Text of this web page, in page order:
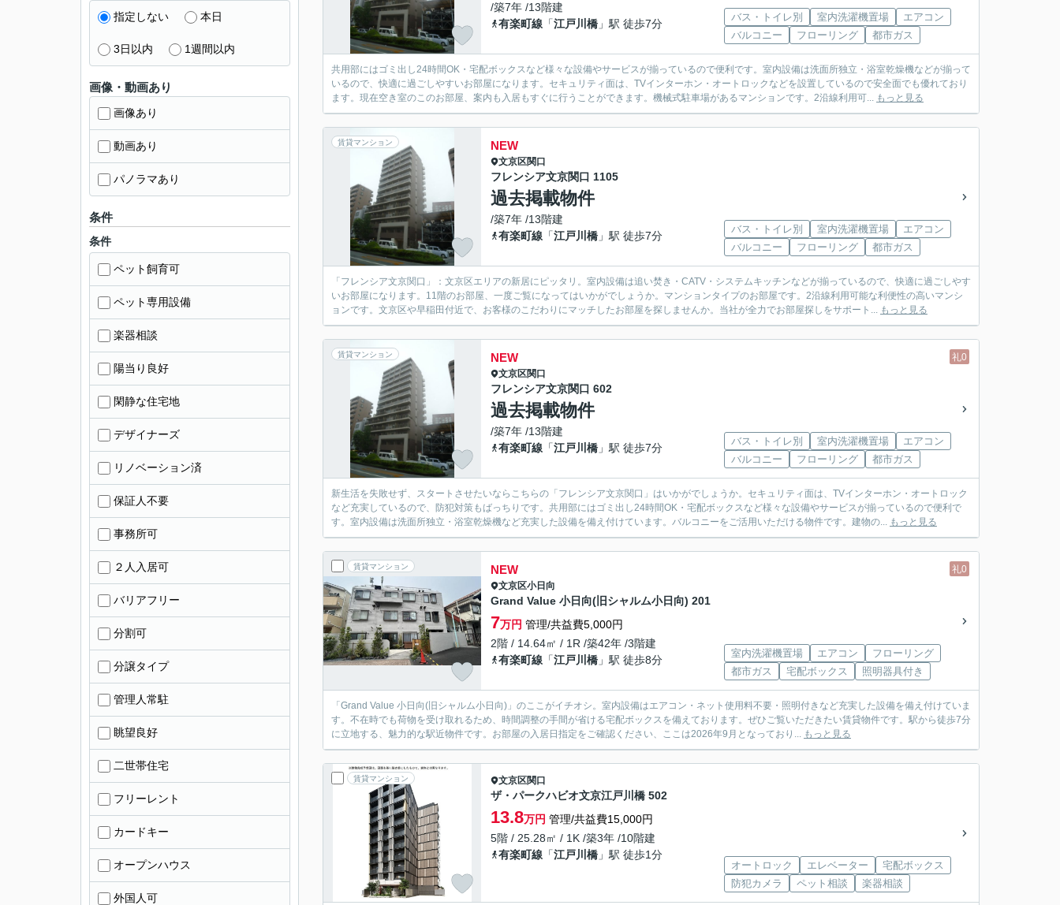
/築7年 /13階建
有楽町線 「江戸川橋 」駅 徒歩7分
バス・トイレ別 室内洗濯機置場
エアコン
バルコニー
フローリング 都市ガス
共用部にはゴミ出し24時間OK・宅配ボックスなど様々な設備やサービスが揃っているので便利です。室内設備は洗面所独立・浴室乾燥機などが揃って
いるので、快適に過ごしやすいお部屋になります。セキュリティ面は、TVインターホン・オートロックなどを設置しているので安全面でも優れており
ます。現在空き室のこのお部屋、案内も入居もすぐに行うことができます。機械式駐車場があるマンションです。2沿線利用可... もっと見る
賃貸マンション NEW
文京区関口
フレンシア文京関口 1105
過去掲載物件
/築7年 /13階建
有楽町線 「江戸川橋 」駅 徒歩7分
バス・トイレ別 室内洗濯機置場
エアコン
バルコニー
フローリング 都市ガス
「フレンシア文京関口」：文京区エリアの新居にピッタリ。室内設備は追い焚き・CATV・システムキッチンなどが揃っているので、快適に過ごしやす
いお部屋になります。11階のお部屋、一度ご覧になってはいかがでしょうか。マンションタイプのお部屋です。2沿線利用可能な利便性の高いマンシ
ョンです。文京区や早稲田付近で、お客様のこだわりにマッチしたお部屋を探しませんか。当社が全力でお部屋探しをサポート... もっと見る
賃貸マンション 礼0
NEW
文京区関口
フレンシア文京関口 602
過去掲載物件
/築7年 /13階建
有楽町線 「江戸川橋 」駅 徒歩7分
バス・トイレ別 室内洗濯機置場
エアコン
バルコニー
フローリング 都市ガス
新生活を失敗せず、スタートさせたいならこちらの「フレンシア文京関口」はいかがでしょうか。セキュリティ面は、TVインターホン・オートロック
など充実しているので、防犯対策もばっちりです。共用部にはゴミ出し24時間OK・宅配ボックスなど様々な設備やサービスが揃っているので便利で
す。室内設備は洗面所独立・浴室乾燥機など充実した設備を備え付けています。バルコニーをご活用いただける物件です。建物の... もっと見る
賃貸マンション 礼0
NEW
文京区小日向
Grand Value 小日向(旧シャルム小日向) 201
7万円 管理/共益費5,000円
2階 / 14.64㎡ / 1R /築42年 /3階建
有楽町線 「江戸川橋 」駅 徒歩8分
室内洗濯機置場 エアコン
フローリング
都市ガス
宅配ボックス 照明器具付き
「Grand Value 小日向(旧シャルム小日向)」のここがイチオシ。室内設備はエアコン・ネット使用料不要・照明付きなど充実した設備を備え付けていま
す。不在時でも荷物を受け取れるため、時間調整の手間が省ける宅配ボックスを備えております。ぜひご覧いただきたい賃貸物件です。駅から徒歩7分
に立地する、魅力的な駅近物件です。お部屋の入居日指定をご確認ください、ここは2026年9月となっており... もっと見る
賃貸マンション 文京区関口
ザ・パークハビオ文京江戸川橋 502
13.8万円 管理/共益費15,000円
5階 / 25.28㎡ / 1K /築3年 /10階建
有楽町線 「江戸川橋 」駅 徒歩1分
オートロック エレベーター
宅配ボックス
防犯カメラ
ペット相談 楽器相談
指定しない 本日
3日以内 1週間以内
画像・動画あり
画像あり
動画あり
パノラマあり
条件
条件
ペット飼育可
ペット専用設備
楽器相談
陽当り良好
閑静な住宅地
デザイナーズ
リノベーション済
保証人不要
事務所可
２人入居可
バリアフリー
分割可
分譲タイプ
管理人常駐
眺望良好
二世帯住宅
フリーレント
カードキー
オープンハウス
外国人可